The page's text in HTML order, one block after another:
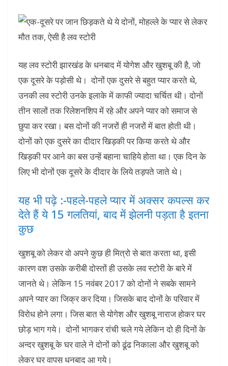
यह लव स्टोरी झारखंड के धनबाद में योगेश और खुशबू की है, जो
एक दूसरे के पड़ोसी थे। दोनों एक दुसरे से बहुत प्यार करते थे,
उनकी लव स्टोरी उनके इलाके में काफी ज्यादा चर्चित थी। दोनों
तीन सालों तक रिलेशनशिप में रहे और अपने प्यार को समाज से
छुपा कर रखा। बस दोनों की नजरों ही नजरों में बात होती थी।
दोनों को एक दुसरे का दीदार खिड़की पर किया करते थे और
खिड़की पर आने का बस उन्हें बहाना चाहिये होता था। एक दिन के
लिए भी दोनों एक दूसरे के दीदार के लिये तड़पते जाते थे।
यह भी पढ़े :-पहले-पहले प्यार में अक्सर कपल्स कर
देते हैं ये 15 गलतियां, बाद में झेलनी पड़ता है इतना
कुछ
खुशबू को लेकर वो अपने कुछ ही मित्रो से बात करता था, इसी
कारण वश उसके करीबी दोस्तों ही उसके लव स्टोरी के बारे में
जानते थे। लेकिन 15 नवंबर 2017 को दोनों ने सबके सामने
अपने प्यार का जिक्र कर दिया। जिसके बाद दोनों के परिवार में
विरोध होने लगा। जिस बात से योगेश और खुशबू नाराज होकर घर
छोड़ भाग गये। दोनों भागकर रांची चले गये लेकिन दो ही दिनों के
अन्दर खुशबू के घर वाले ने दोनों को ढूंढ निकाला और खुशबू को
लेकर घर वापस धनबाद आ गये।